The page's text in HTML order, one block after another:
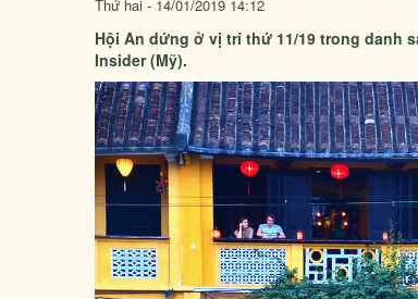
Thứ hai - 14/01/2019 14:12
Hội An dứng ở vị trí thứ 11/19 trong danh
Insider (Mỹ).